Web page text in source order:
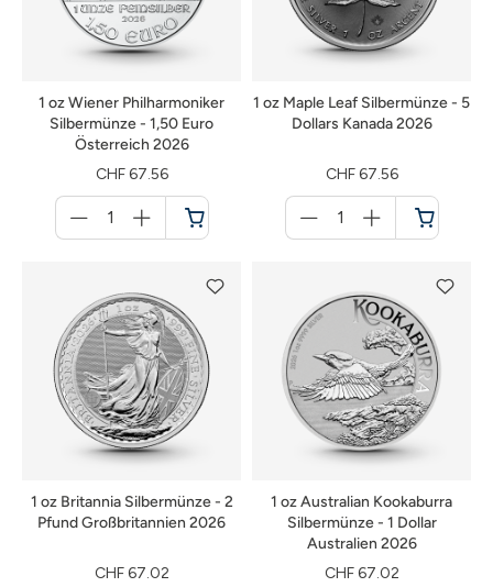
1 oz Wiener Philharmoniker
Silbermünze - 1,50 Euro
Österreich 2026
CHF 67.56
für
Warenkorb
1 oz Maple Leaf Silbermünze - 5
Dollars Kanada 2026
CHF 67.56
für
Warenkorb
1 oz Britannia Silbermünze - 2
Pfund Großbritannien 2026
CHF 67.02
1 oz Australian Kookaburra
Silbermünze - 1 Dollar
Australien 2026
CHF 67.02